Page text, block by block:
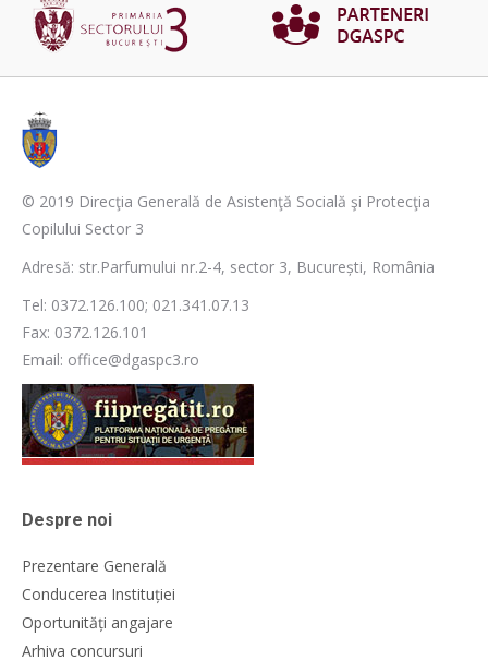
© 2019 Direcţia Generală de Asistenţă Socială şi Protecţia
Copilului Sector 3
Adresă: str.Parfumului nr.2-4, sector 3, București, România
Tel: 0372.126.100; 021.341.07.13
Fax: 0372.126.101
Email: office@dgaspc3.ro
Despre noi
Prezentare Generală
Conducerea Instituției
Oportunități angajare
Arhiva concursuri